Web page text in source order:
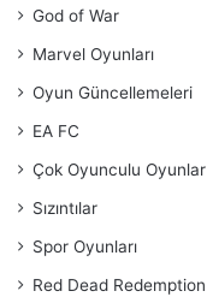
God of War
Marvel Oyunları
Oyun Güncellemeleri
EA FC
Çok Oyunculu Oyunlar
Sızıntılar
Spor Oyunları
Red Dead Redemption